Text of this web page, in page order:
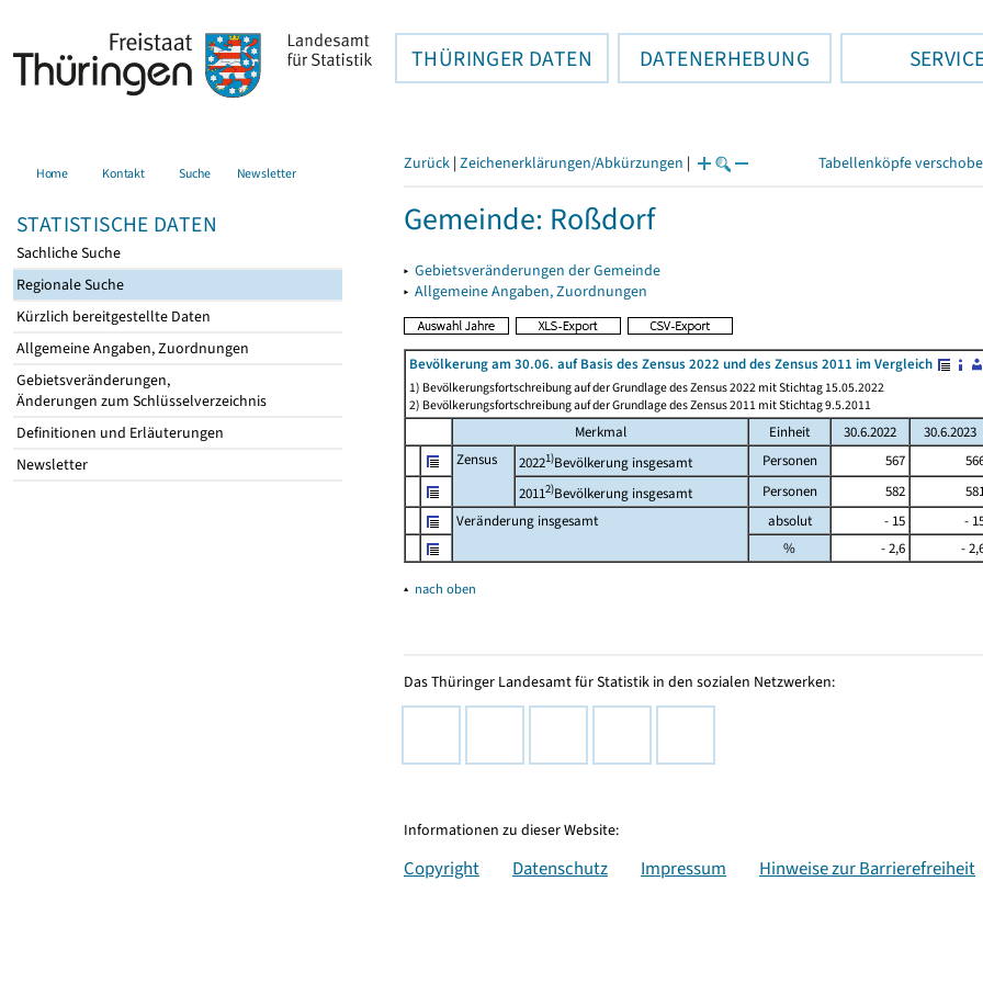
THÜRINGER DATEN DATENERHEBUNG
Home Kontakt Suche Newsletter
STATISTISCHE DATEN
Sachliche Suche
Regionale Suche
Kürzlich bereitgestellte Daten
Allgemeine Angaben, Zuordnungen
Gebietsveränderungen,
Änderungen zum Schlüsselverzeichnis
Definitionen und Erläuterungen
Newsletter
Zurück | Zeichenerklärungen/Abkürzungen | Tabellenköpfe
Gemeinde: Roßdorf
▸ Gebietsveränderungen der Gemeinde
▸ Allgemeine Angaben, Zuordnungen
Bevölkerung am 30.06. auf Basis des Zensus 2022 und des Zensus 2011 im Vergleich
1) Bevölkerungsfortschreibung auf der Grundlage des Zensus 2022 mit Stichtag 15.05.2022
2) Bevölkerungsfortschreibung auf der Grundlage des Zensus 2011 mit Stichtag 9.5.2011
Merkmal Einheit 30.6.2022
30.6.2023
Zensus
20221)Bevölkerung insgesamt Personen 567
20112)Bevölkerung insgesamt Personen 582
Veränderung insgesamt
absolut - 15
-
%
- 2,6 -
▴ nach oben
Das Thüringer Landesamt für Statistik in den sozialen Netzwerken:
Informationen zu dieser Website:
Copyright Datenschutz Impressum Hinweise zur Barrierefreiheit